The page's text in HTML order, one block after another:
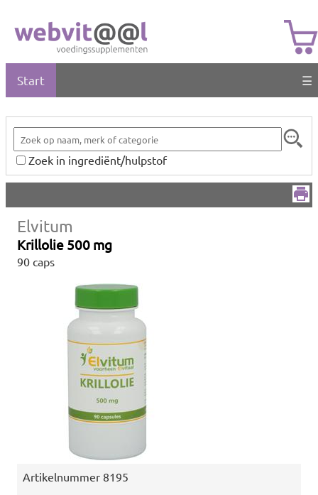
Start ☰
Zoek in ingrediënt/hulpstof
Elvitum
Krillolie 500 mg
90 caps
Artikelnummer 8195